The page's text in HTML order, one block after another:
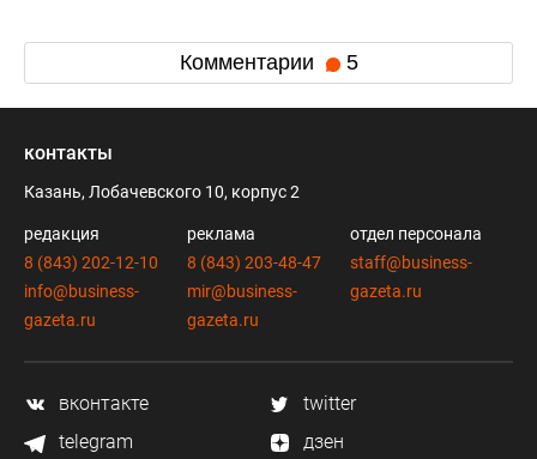
Комментарии 5
контакты
Казань, Лобачевского 10, корпус 2
редакция
8 (843) 202-12-10
info@business-
gazeta.ru
реклама
8 (843) 203-48-47
mir@business-
gazeta.ru
отдел персонала
staff@business-
gazeta.ru
вконтакте
twitter
telegram
дзен